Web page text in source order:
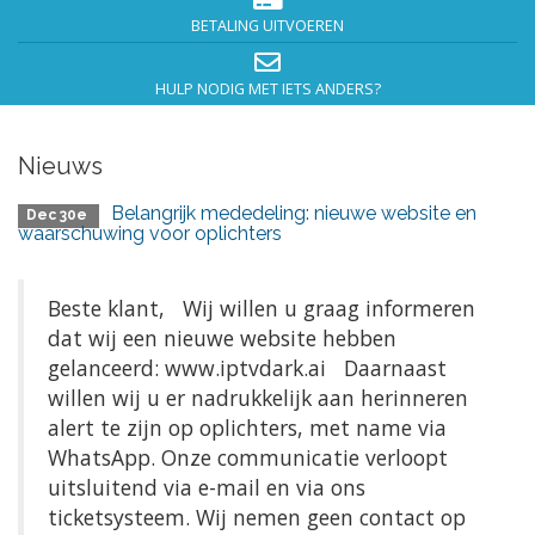
BETALING UITVOEREN
HULP NODIG MET IETS ANDERS?
Nieuws
Dec 30e
Belangrijk mededeling: nieuwe website en
waarschuwing voor oplichters
Beste klant, Wij willen u graag informeren
dat wij een nieuwe website hebben
gelanceerd: www.iptvdark.ai Daarnaast
willen wij u er nadrukkelijk aan herinneren
alert te zijn op oplichters, met name via
WhatsApp. Onze communicatie verloopt
uitsluitend via e-mail en via ons
ticketsysteem. Wij nemen geen contact op